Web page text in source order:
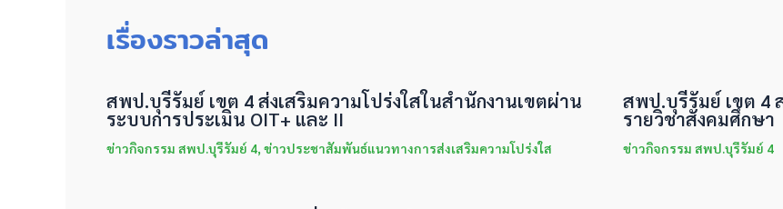
เรื่องราวล่าสุด
สพป.บุรีรัมย์ เขต 4 ส่งเสริมความโปร่งใสในสำนักงานเขตผ่าน
ระบบการประเมิน OIT+ และ II
ข่าวกิจกรรม สพป.บุรีรัมย์ 4, ข่าวประชาสัมพันธ์แนวทางการส่งเสริมความโปร่งใส
สพป.บุรีรัมย์ เขต 4
รายวิชาสังคมศึกษา
ข่าวกิจกรรม สพป.บุรีรัมย์ 4